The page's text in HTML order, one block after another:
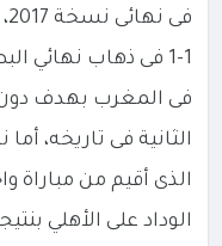
1-1 فى ذهاب نهائي
فى المغرب بهدف دون
الذى أقيم من
الوداد على الأهلي بنتيجة 2-0 وتتويجه